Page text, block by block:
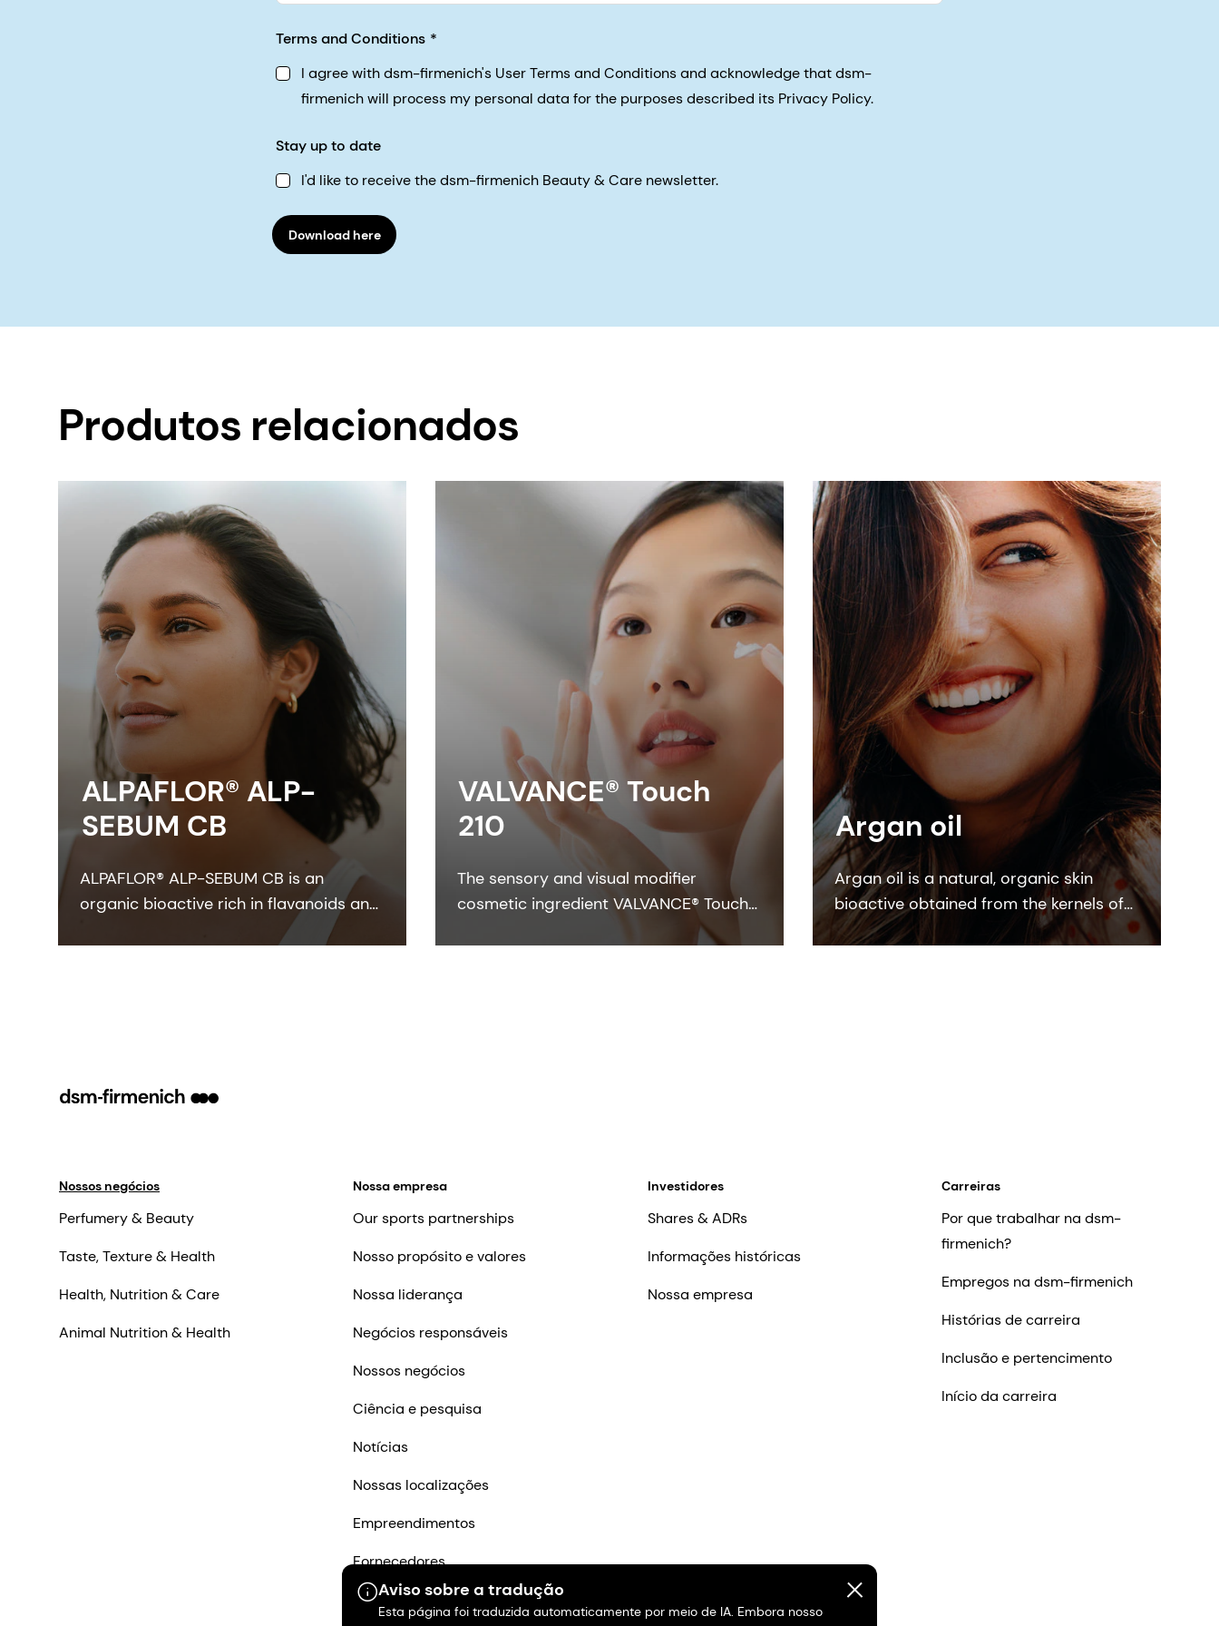
Terms and Conditions
I agree with dsm-firmenich's User Terms and Conditions and acknowledge that dsm-
firmenich will process my personal data for the purposes described its Privacy Policy.
Stay up to date
I'd like to receive the dsm-firmenich Beauty & Care newsletter.
Download here
Produtos relacionados
ALPAFLOR® ALP-
SEBUM CB
ALPAFLOR® ALP-SEBUM CB is an
organic bioactive rich in flavanoids and
oenothein B - key compounds that
VALVANCE® Touch
210
The sensory and visual modifier
cosmetic ingredient VALVANCE® Touch
210 provides anti-shine, silky touch and
Argan oil
Argan oil is a natural, organic skin
bioactive obtained from the kernels of
the endemic argan tree (Argania
Aviso sobre a tradução
Esta página foi traduzida automaticamente por meio de IA. Embora nosso
Nossos negócios
Perfumery & Beauty
Taste, Texture & Health
Health, Nutrition & Care
Animal Nutrition & Health
Nossa empresa
Our sports partnerships
Nosso propósito e valores
Nossa liderança
Negócios responsáveis
Nossos negócios
Ciência e pesquisa
Notícias
Nossas localizações
Empreendimentos
Fornecedores
Entre em contato
Investidores
Shares & ADRs
Informações históricas
Nossa empresa
Carreiras
Por que trabalhar na dsm-
firmenich?
Empregos na dsm-firmenich
Histórias de carreira
Inclusão e pertencimento
Início da carreira